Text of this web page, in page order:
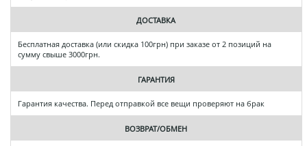
ДОСТАВКА
Бесплатная доставка (или скидка 100грн) при заказе от 2 позиций на
сумму свыше 3000грн.
ГАРАНТИЯ
Гарантия качества. Перед отправкой все вещи проверяют на брак
ВОЗВРАТ/ОБМЕН